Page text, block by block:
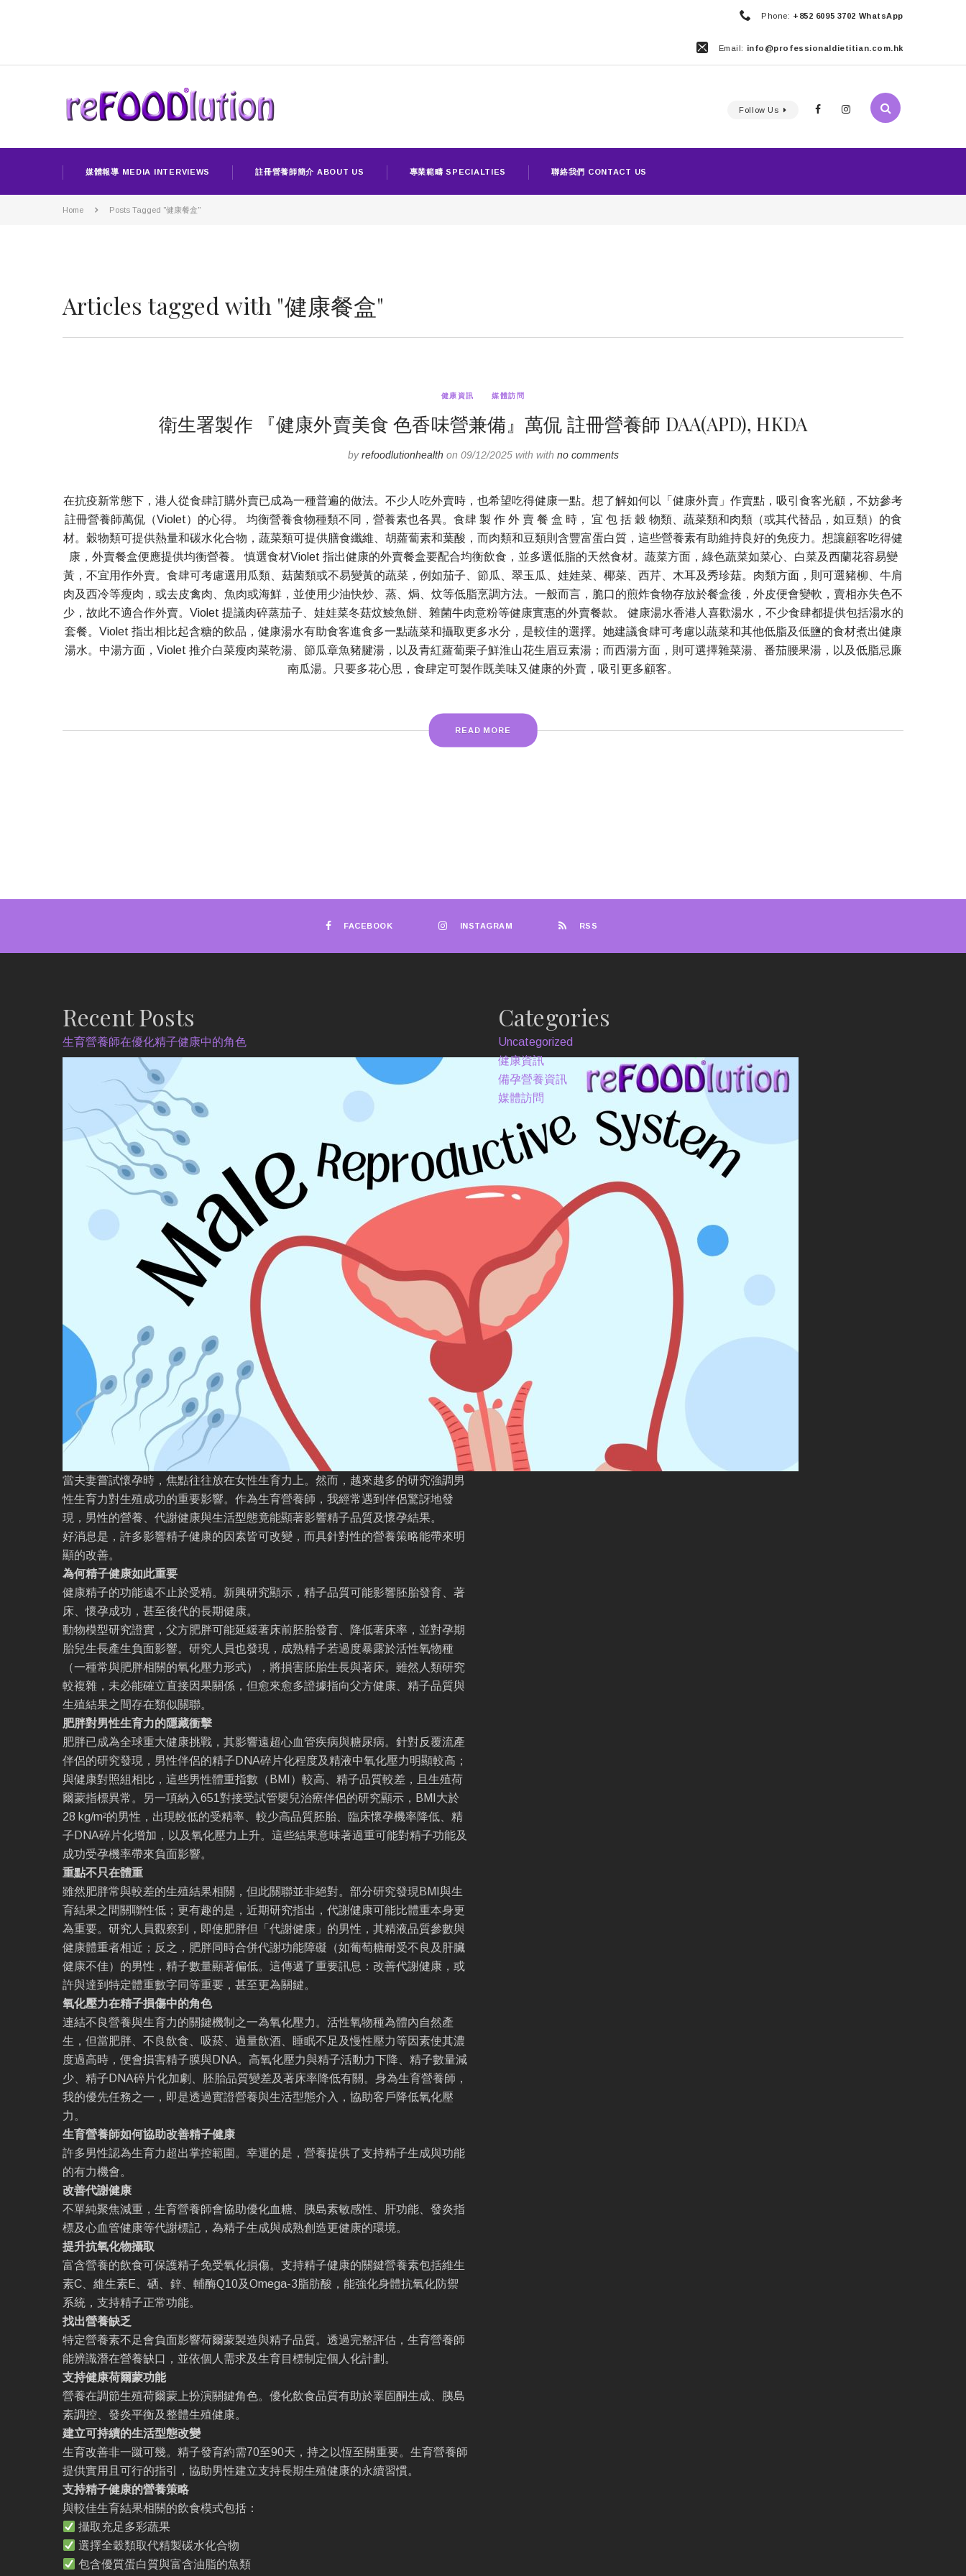
Phone: +852 6095 3702 WhatsApp
Email: info@professionaldietitian.com.hk
Follow Us
媒體報導 MEDIA INTERVIEWS 註冊營養師簡介 ABOUT US 專業範疇 SPECIALTIES 聯絡我們 CONTACT US
Home Posts Tagged "健康餐盒"
Articles tagged with "健康餐盒"
健康資訊 媒體訪問
衛生署製作 『健康外賣美食 色香味營兼備』萬侃 註冊營養師 DAA(APD), HKDA
byrefoodlutionhealth on 09/12/2025 with with no comments
在抗疫新常態下，港人從食肆訂購外賣已成為一種普遍的做法。不少人吃外賣時，也希望吃得健康一點。想了解如何以「健康外賣」作賣點，吸引食客光顧，不妨參考
註冊營養師萬侃（Violet）的心得。 均衡營養食物種類不同，營養素也各異。食肆 製 作 外 賣 餐 盒 時， 宜 包 括 穀 物類、蔬菜類和肉類（或其代替品，如豆類）的食
材。穀物類可提供熱量和碳水化合物，蔬菜類可提供膳食纖維、胡蘿蔔素和葉酸，而肉類和豆類則含豐富蛋白質，這些營養素有助維持良好的免疫力。想讓顧客吃得健
康，外賣餐盒便應提供均衡營養。 慎選食材Violet 指出健康的外賣餐盒要配合均衡飲食，並多選低脂的天然食材。蔬菜方面，綠色蔬菜如菜心、白菜及西蘭花容易變
黃，不宜用作外賣。食肆可考慮選用瓜類、菇菌類或不易變黃的蔬菜，例如茄子、節瓜、翠玉瓜、娃娃菜、椰菜、西芹、木耳及秀珍菇。肉類方面，則可選豬柳、牛肩
肉及西冷等瘦肉，或去皮禽肉、魚肉或海鮮，並使用少油快炒、蒸、焗、炆等低脂烹調方法。一般而言，脆口的煎炸食物存放於餐盒後，外皮便會變軟，賣相亦失色不
少，故此不適合作外賣。Violet 提議肉碎蒸茄子、娃娃菜冬菇炆鯪魚餅、雜菌牛肉意粉等健康實惠的外賣餐款。 健康湯水香港人喜歡湯水，不少食肆都提供包括湯水的
套餐。Violet 指出相比起含糖的飲品，健康湯水有助食客進食多一點蔬菜和攝取更多水分，是較佳的選擇。她建議食肆可考慮以蔬菜和其他低脂及低鹽的食材煮出健康
湯水。中湯方面，Violet 推介白菜瘦肉菜乾湯、節瓜章魚豬腱湯，以及青紅蘿蔔栗子鮮淮山花生眉豆素湯；而西湯方面，則可選擇雜菜湯、番茄腰果湯，以及低脂忌廉
南瓜湯。只要多花心思，食肆定可製作既美味又健康的外賣，吸引更多顧客。
READ MORE
FACEBOOK INSTAGRAM RSS
Recent Posts
生育營養師在優化精子健康中的角色
當夫妻嘗試懷孕時，焦點往往放在女性生育力上。然而，越來越多的研究強調男
性生育力對生殖成功的重要影響。作為生育營養師，我經常遇到伴侶驚訝地發
現，男性的營養、代謝健康與生活型態竟能顯著影響精子品質及懷孕結果。
好消息是，許多影響精子健康的因素皆可改變，而具針對性的營養策略能帶來明
顯的改善。
為何精子健康如此重要
健康精子的功能遠不止於受精。新興研究顯示，精子品質可能影響胚胎發育、著
床、懷孕成功，甚至後代的長期健康。
動物模型研究證實，父方肥胖可能延緩著床前胚胎發育、降低著床率，並對孕期
胎兒生長產生負面影響。研究人員也發現，成熟精子若過度暴露於活性氧物種
（一種常與肥胖相關的氧化壓力形式），將損害胚胎生長與著床。雖然人類研究
較複雜，未必能確立直接因果關係，但愈來愈多證據指向父方健康、精子品質與
生殖結果之間存在類似關聯。
肥胖對男性生育力的隱藏衝擊
肥胖已成為全球重大健康挑戰，其影響遠超心血管疾病與糖尿病。針對反覆流產
伴侶的研究發現，男性伴侶的精子DNA碎片化程度及精液中氧化壓力明顯較高；
與健康對照組相比，這些男性體重指數（BMI）較高、精子品質較差，且生殖荷
爾蒙指標異常。另一項納入651對接受試管嬰兒治療伴侶的研究顯示，BMI大於
28 kg/m²的男性，出現較低的受精率、較少高品質胚胎、臨床懷孕機率降低、精
子DNA碎片化增加，以及氧化壓力上升。這些結果意味著過重可能對精子功能及
成功受孕機率帶來負面影響。
重點不只在體重
雖然肥胖常與較差的生殖結果相關，但此關聯並非絕對。部分研究發現BMI與生
育結果之間關聯性低；更有趣的是，近期研究指出，代謝健康可能比體重本身更
為重要。研究人員觀察到，即使肥胖但「代謝健康」的男性，其精液品質參數與
健康體重者相近；反之，肥胖同時合併代謝功能障礙（如葡萄糖耐受不良及肝臟
健康不佳）的男性，精子數量顯著偏低。這傳遞了重要訊息：改善代謝健康，或
許與達到特定體重數字同等重要，甚至更為關鍵。
氧化壓力在精子損傷中的角色
連結不良營養與生育力的關鍵機制之一為氧化壓力。活性氧物種為體內自然產
生，但當肥胖、不良飲食、吸菸、過量飲酒、睡眠不足及慢性壓力等因素使其濃
度過高時，便會損害精子膜與DNA。高氧化壓力與精子活動力下降、精子數量減
少、精子DNA碎片化加劇、胚胎品質變差及著床率降低有關。身為生育營養師，
我的優先任務之一，即是透過實證營養與生活型態介入，協助客戶降低氧化壓
力。
生育營養師如何協助改善精子健康
許多男性認為生育力超出掌控範圍。幸運的是，營養提供了支持精子生成與功能
的有力機會。
改善代謝健康
不單純聚焦減重，生育營養師會協助優化血糖、胰島素敏感性、肝功能、發炎指
標及心血管健康等代謝標記，為精子生成與成熟創造更健康的環境。
提升抗氧化物攝取
富含營養的飲食可保護精子免受氧化損傷。支持精子健康的關鍵營養素包括維生
素C、維生素E、硒、鋅、輔酶Q10及Omega-3脂肪酸，能強化身體抗氧化防禦
系統，支持精子正常功能。
找出營養缺乏
特定營養素不足會負面影響荷爾蒙製造與精子品質。透過完整評估，生育營養師
能辨識潛在營養缺口，並依個人需求及生育目標制定個人化計劃。
支持健康荷爾蒙功能
營養在調節生殖荷爾蒙上扮演關鍵角色。優化飲食品質有助於睪固酮生成、胰島
素調控、發炎平衡及整體生殖健康。
建立可持續的生活型態改變
生育改善非一蹴可幾。精子發育約需70至90天，持之以恆至關重要。生育營養師
提供實用且可行的指引，協助男性建立支持長期生殖健康的永續習慣。
支持精子健康的營養策略
與較佳生育結果相關的飲食模式包括：
攝取充足多彩蔬果
選擇全穀類取代精製碳水化合物
包含優質蛋白質與富含油脂的魚類
Categories
Uncategorized
健康資訊
備孕營養資訊
媒體訪問